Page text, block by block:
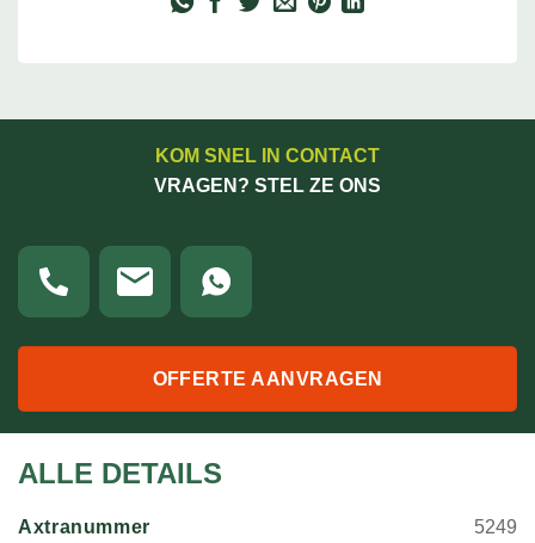
KOM SNEL IN CONTACT
VRAGEN? STEL ZE ONS
OFFERTE AANVRAGEN
ALLE DETAILS
Axtranummer 5249